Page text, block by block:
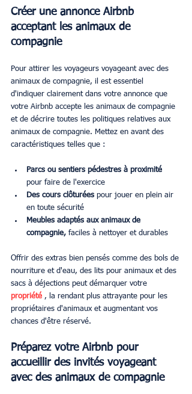
Créer une annonce Airbnb
acceptant les animaux de
compagnie
Pour attirer les voyageurs voyageant avec des
animaux de compagnie, il est essentiel
d'indiquer clairement dans votre annonce que
votre Airbnb accepte les animaux de compagnie
et de décrire toutes les politiques relatives aux
animaux de compagnie. Mettez en avant des
caractéristiques telles que :
Parcs ou sentiers pédestres à proximité
pour faire de l'exercice
Des cours clôturées pour jouer en plein air
en toute sécurité
Meubles adaptés aux animaux de
compagnie, faciles à nettoyer et durables
Offrir des extras bien pensés comme des bols de
nourriture et d'eau, des lits pour animaux et des
sacs à déjections peut démarquer votre
propriété , la rendant plus attrayante pour les
propriétaires d'animaux et augmentant vos
chances d'être réservé.
Préparez votre Airbnb pour
accueillir des invités voyageant
avec des animaux de compagnie